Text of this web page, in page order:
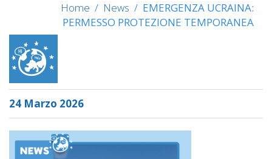
Home / News / EMERGENZA UCRAINA:
PERMESSO PROTEZIONE TEMPORANEA
24 Marzo 2026